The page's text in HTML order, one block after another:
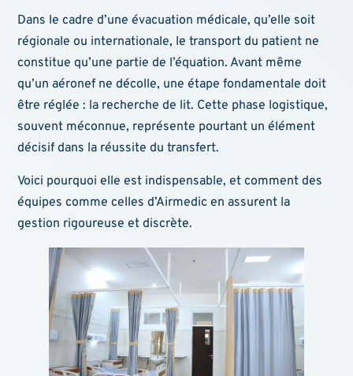
Dans le cadre d’une évacuation médicale, qu’elle soit
régionale ou internationale, le transport du patient ne
constitue qu’une partie de l’équation. Avant même
qu’un aéronef ne décolle, une étape fondamentale doit
être réglée : la recherche de lit. Cette phase logistique,
souvent méconnue, représente pourtant un élément
décisif dans la réussite du transfert.
Voici pourquoi elle est indispensable, et comment des
équipes comme celles d’Airmedic en assurent la
gestion rigoureuse et discrète.